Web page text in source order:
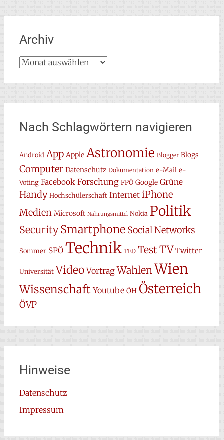
Archiv
Archiv
Nach Schlagwörtern navigieren
Android App Apple Astronomie Blogger Blogs
Computer Datenschutz Dokumentation e-Mail e-
Voting Facebook Forschung FPÖ Google Grüne
Handy Hochschülerschaft Internet iPhone
Medien Microsoft Nahrungsmittel Nokia Politik
Security Smartphone Social Networks
Sommer SPÖ Technik TED Test TV Twitter
Universität Video Vortrag Wahlen Wien
Wissenschaft Youtube ÖH Österreich
ÖVP
Hinweise
Datenschutz
Impressum